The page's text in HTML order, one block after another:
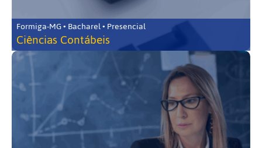
Formiga-MG • Bacharel • Presencial
Ciências Contábeis